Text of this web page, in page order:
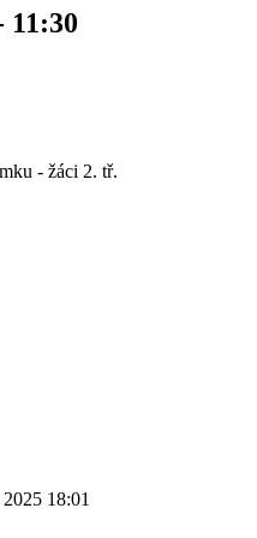
11:30
- žáci 2. tř.
18:01